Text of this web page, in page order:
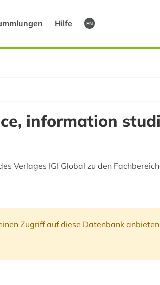
Hilfe EN
information
Verlages IGI Global zu den
Zugriff auf diese Datenbank